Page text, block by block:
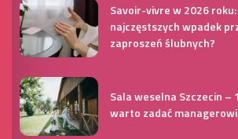
Savoir-vivre w 2026 roku:
najczęstszych wpadek
zaproszeń ślubnych?
Sala weselna Szczecin –
warto zadać